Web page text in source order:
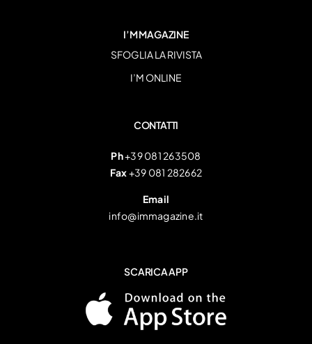
I’M MAGAZINE
SFOGLIA LA RIVISTA
I’M ONLINE
CONTATTI
Ph+39 081 263508
Fax+39 081 282662
Email
info@immagazine.it
SCARICA APP